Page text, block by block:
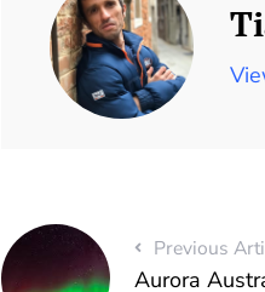
Previous
Aurora